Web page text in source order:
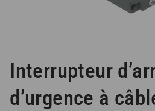
Interrupteur
d’urgence à